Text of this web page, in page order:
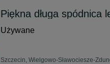
Piękna długa spódnica
Używane
Szczecin, Wielgowo-Sławociesze-